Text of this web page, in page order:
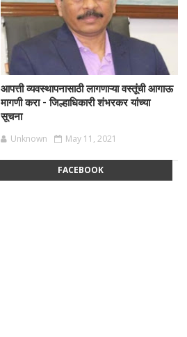
आपत्ती व्यवस्थापनासाठी लागणाऱ्या वस्तूंची आगाऊ
मागणी करा - जिल्हाधिकारी शंभरकर यांच्या
सूचना
Unknown May 11, 2021
FACEBOOK